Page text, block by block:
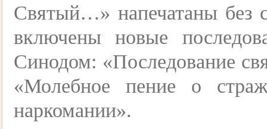
Святый…» напечатаны без
включены новые
Синодом: «Последование
«Молебное пение о
наркомании».